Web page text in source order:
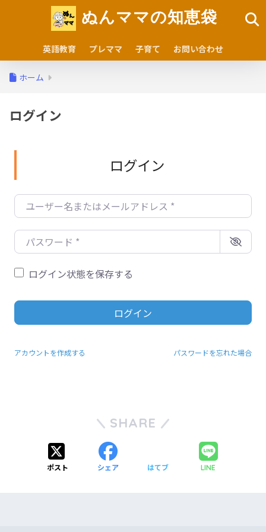
ぬんママの知恵袋
英語教育 プレママ 子育て お問い合わせ
ホーム
ログイン
ログイン
ユーザー名またはメールアドレス *
パスワード *
ログイン状態を保存する
ログイン
アカウントを作成する パスワードを忘れた場合
SHARE
ポスト シェア はてブ LINE